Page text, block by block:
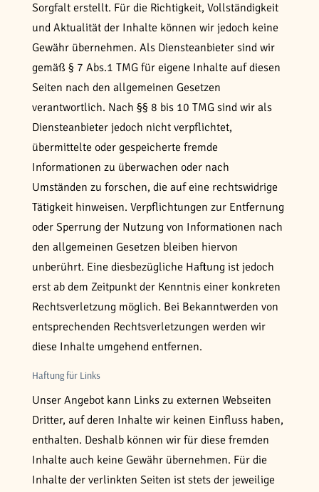
Sorgfalt erstellt. Für die Richtigkeit, Vollständigkeit
und Aktualität der Inhalte können wir jedoch keine
Gewähr übernehmen. Als Diensteanbieter sind wir
gemäß § 7 Abs.1 TMG für eigene Inhalte auf diesen
Seiten nach den allgemeinen Gesetzen
verantwortlich. Nach §§ 8 bis 10 TMG sind wir als
Diensteanbieter jedoch nicht verpflichtet,
übermittelte oder gespeicherte fremde
Informationen zu überwachen oder nach
Umständen zu forschen, die auf eine rechtswidrige
Tätigkeit hinweisen. Verpflichtungen zur Entfernung
oder Sperrung der Nutzung von Informationen nach
den allgemeinen Gesetzen bleiben hiervon
unberührt. Eine diesbezügliche Haftung ist jedoch
erst ab dem Zeitpunkt der Kenntnis einer konkreten
Rechtsverletzung möglich. Bei Bekanntwerden von
entsprechenden Rechtsverletzungen werden wir
diese Inhalte umgehend entfernen.
Haftung für Links
Unser Angebot kann Links zu externen Webseiten
Dritter, auf deren Inhalte wir keinen Einfluss haben,
enthalten. Deshalb können wir für diese fremden
Inhalte auch keine Gewähr übernehmen. Für die
Inhalte der verlinkten Seiten ist stets der jeweilige